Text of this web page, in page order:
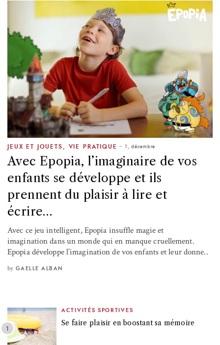
JEUX ET JOUETS VIE PRATIQUE 1, décembre
Avec Epopia, l’imaginaire de vos
enfants se développe et ils
prennent du plaisir à lire et
écrire…
Avec ce jeu intelligent, Epopia insuffle magie et
imagination dans un monde qui en manque cruellement.
Epopia développe l’imagination de vos enfants et leur donne..
by GAELLE ALBAN
ACTIVITÉS SPORTIVES
Se faire plaisir en boostant sa mémoire